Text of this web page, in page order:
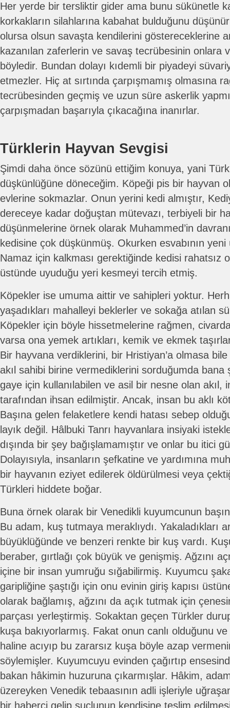
Her yerde bir tersliktir gider ama bunu sükünetle
korkakların silahlarına kabahat bulduğunu
olursa olsun savaşta kendilerini göstereceklerine
kazanılan zaferlerin ve savaş tecrübesinin onlara
böyledir. Bundan dolayı kıdemli bir piyadeyi
etmezler. Hiç at sırtında çarpışmamış olmasına
tecrübesinden geçmiş ve uzun süre askerlik
çarpışmadan başarıyla çıkacağına inanırlar.
Türklerin Hayvan Sevgisi
Şimdi daha önce sözünü ettiğim konuya, yani
düşkünlüğüne döneceğim. Köpeği pis bir hayvan
evlerine sokmazlar. Onun yerini kedi almıştır,
dereceye kadar doğuştan mütevazı, terbiyeli bir
düşünmelerine örnek olarak Muhammed’in
kedisine çok düşkünmüş. Okurken esvabının
Namaz için kalkması gerektiğinde kedisi rahatsız
üstünde uyuduğu yeri kesmeyi tercih etmiş.
Köpekler ise umuma aittir ve sahipleri yoktur.
yaşadıkları mahalleyi beklerler ve sokağa atılan
Köpekler için böyle hissetmelerine rağmen,
varsa ona yemek artıkları, kemik ve ekmek
Bir hayvana verdiklerini, bir Hristiyan’a olmasa
akıl sahibi birine vermediklerini sorduğumda bana
gaye için kullanılabilen ve asil bir nesne olan akıl,
tarafından ihsan edilmiştir. Ancak, insan bu aklı
Başına gelen felaketlere kendi hatası sebep
layık değil. Hâlbuki Tanrı hayvanlara insiyaki
dışında bir şey bağışlamamıştır ve onlar bu itici
Dolayısıyla, insanların şefkatine ve yardımına
bir hayvanın eziyet edilerek öldürülmesi veya
Türkleri hiddete boğar.
Buna örnek olarak bir Venedikli kuyumcunun
Bu adam, kuş tutmaya meraklıydı. Yakaladıkları
büyüklüğünde ve benzeri renkte bir kuş vardı.
beraber, gırtlağı çok büyük ve genişmiş. Ağzını
içine bir insan yumruğu sığabilirmiş. Kuyumcu
garipliğine şaştığı için onu evinin giriş kapısı
olarak bağlamış, ağzını da açık tutmak için
parçası yerleştirmiş. Sokaktan geçen Türkler
kuşa bakıyorlarmış. Fakat onun canlı olduğunu ve
haline acıyıp bu zararsız kuşa böyle azap
söylemişler. Kuyumcuyu evinden çağırtıp
bakan hâkimin huzuruna çıkarmışlar. Hâkim,
üzereyken Venedik tebaasının adli işleriyle
bir haberci gelip suçlunun kendisine teslim